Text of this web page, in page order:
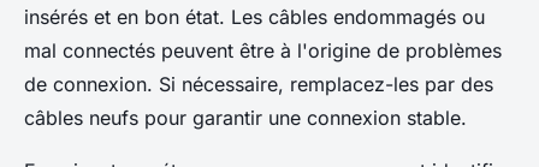
insérés et en bon état. Les câbles endommagés ou
mal connectés peuvent être à l'origine de problèmes
de connexion. Si nécessaire, remplacez-les par des
câbles neufs pour garantir une connexion stable.